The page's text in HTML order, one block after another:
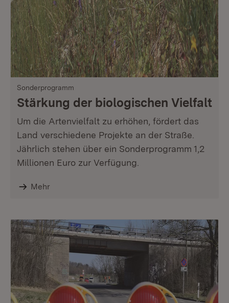
Sonderprogramm
Stärkung der biologischen Vielfalt
Um die Artenvielfalt zu erhöhen, fördert das
Land verschiedene Projekte an der Straße.
Jährlich stehen über ein Sonderprogramm 1,2
Millionen Euro zur Verfügung.
Mehr